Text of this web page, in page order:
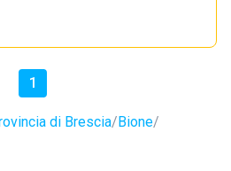
1
di Brescia Bione